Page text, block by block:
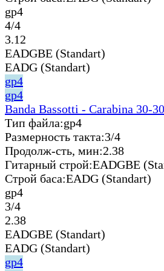
gp4
4/4
3.12
EADGBE (Standart)
EADG (Standart)
gp4
gp4
Banda Bassotti - Carabina 30-30
Тип файла:gp4
Размерность такта:3/4
Продолж-сть, мин:2.38
Гитарный строй:EADGBE
Строй баса:EADG (Standart)
gp4
3/4
2.38
EADGBE (Standart)
EADG (Standart)
gp4